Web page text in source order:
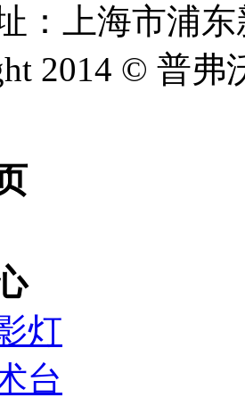
：上海市浦
2014 © 普
灯
台